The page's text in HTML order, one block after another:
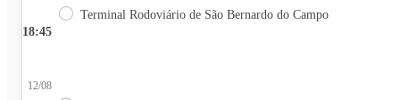
18:45
Terminal Rodoviário de São Bernardo do Campo
12/08